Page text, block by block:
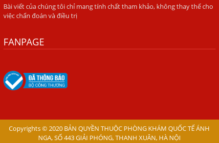
TÔI KHÔNG NGỜ ĐẾN MÌNH CŨNG BỊ NHIỄM SÁN CHÓ
Nhân Để Chữa Trị.
Trong Máu Gây Ngứa
BỆNH DO SÁN LÁ LỚN Ở GAN
Khoa Ký Sinh Trùng
Có Nên Quá Lo Lắng Khi Bị Nhiễm Bệnh Sán Chó Mèo
Bài viết của chúng tôi chỉ mang tính chất tham khảo, không thay thế cho
việc chẩn đoán và điều trị
FANPAGE
Copyrights © 2020 BẢN QUYỀN THUỘC PHÒNG KHÁM QUỐC TẾ ÁNH
NGA, SỐ 443 GIẢI PHÓNG, THANH XUÂN, HÀ NỘI